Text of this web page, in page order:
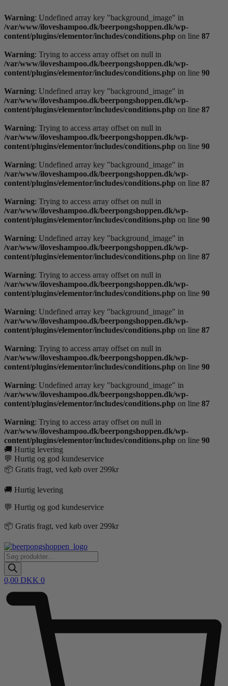
til
indhold
Warning: Undefined array key "background_image" in
/var/www/iloveshampoo.dk/beerpongshoppen.dk/wp-
content/plugins/elementor/includes/conditions.php on line 87
Warning: Trying to access array offset on null in
/var/www/iloveshampoo.dk/beerpongshoppen.dk/wp-
content/plugins/elementor/includes/conditions.php on line 90
Warning: Undefined array key "background_image" in
/var/www/iloveshampoo.dk/beerpongshoppen.dk/wp-
content/plugins/elementor/includes/conditions.php on line 87
Warning: Trying to access array offset on null in
/var/www/iloveshampoo.dk/beerpongshoppen.dk/wp-
content/plugins/elementor/includes/conditions.php on line 90
Warning: Undefined array key "background_image" in
/var/www/iloveshampoo.dk/beerpongshoppen.dk/wp-
content/plugins/elementor/includes/conditions.php on line 87
Warning: Trying to access array offset on null in
/var/www/iloveshampoo.dk/beerpongshoppen.dk/wp-
content/plugins/elementor/includes/conditions.php on line 90
Warning: Undefined array key "background_image" in
/var/www/iloveshampoo.dk/beerpongshoppen.dk/wp-
content/plugins/elementor/includes/conditions.php on line 87
Warning: Trying to access array offset on null in
/var/www/iloveshampoo.dk/beerpongshoppen.dk/wp-
content/plugins/elementor/includes/conditions.php on line 90
Warning: Undefined array key "background_image" in
/var/www/iloveshampoo.dk/beerpongshoppen.dk/wp-
content/plugins/elementor/includes/conditions.php on line 87
Warning: Trying to access array offset on null in
/var/www/iloveshampoo.dk/beerpongshoppen.dk/wp-
content/plugins/elementor/includes/conditions.php on line 90
Warning: Undefined array key "background_image" in
/var/www/iloveshampoo.dk/beerpongshoppen.dk/wp-
content/plugins/elementor/includes/conditions.php on line 87
Warning: Trying to access array offset on null in
/var/www/iloveshampoo.dk/beerpongshoppen.dk/wp-
content/plugins/elementor/includes/conditions.php on line 90
🚚 Hurtig levering
💬 Hurtig og god kundeservice
📦 Gratis fragt, ved køb over 299kr
🚚 Hurtig levering
💬 Hurtig og god kundeservice
📦 Gratis fragt, ved køb over 299kr
Products
search
0,00 DKK 0